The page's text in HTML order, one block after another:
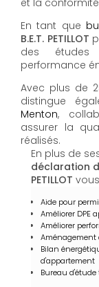
et la
En tant que
B.E.T. PETILLOT
des études
performance
Avec plus de
distingue
Menton,
assurer la
réalisés.
En plus de
déclaration
PETILLOT
Aide pour
Améliorer DPE
Améliorer
Aménagement
Bilan
d'appartement
Bureau